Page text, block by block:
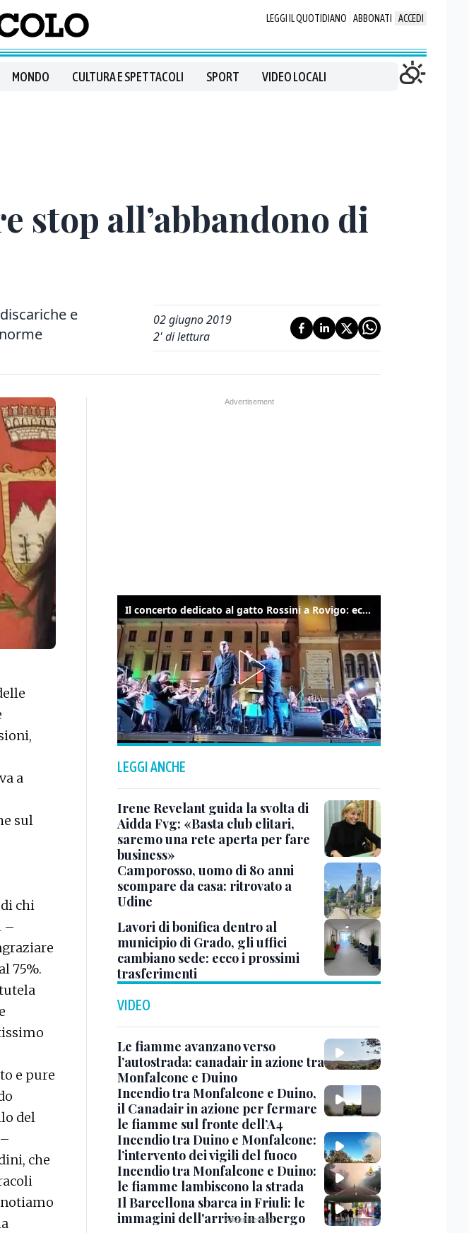
LEGGI IL QUOTIDIANO ABBONATI ACCEDI
MONDO CULTURA E SPETTACOLI SPORT VIDEO LOCALI
stop all’abbandono di
e
02 giugno 2019
2' di lettura
a
sul
chi
–
75%.
e pure
del
che
Il concerto dedicato al gatto Rossini a Rovigo: ecco un estratto
LEGGI ANCHE
Irene Revelant guida la svolta di
Aidda Fvg: «Basta club elitari,
saremo una rete aperta per fare
business»
Camporosso, uomo di 80 anni
scompare da casa: ritrovato a
Udine
Lavori di bonifica dentro al
municipio di Grado, gli uffici
cambiano sede: ecco i prossimi
trasferimenti
VIDEO
Le fiamme avanzano verso
l’autostrada: canadair in azione tra
Monfalcone e Duino
Incendio tra Monfalcone e Duino,
il Canadair in azione per fermare
le fiamme sul fronte dell’A4
Incendio tra Duino e Monfalcone:
l’intervento dei vigili del fuoco
Incendio tra Monfalcone e Duino:
le fiamme lambiscono la strada
Il Barcellona sbarca in Friuli: le
immagini dell'arrivo in albergo